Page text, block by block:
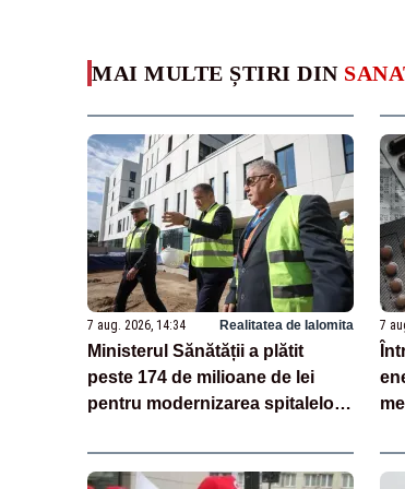
MAI MULTE ȘTIRI DIN
7 aug. 2026, 14:34 Realitatea de Ialomita
Ministerul Sănătății a plătit
peste 174 de milioane de lei
pentru modernizarea spitalelor,
7